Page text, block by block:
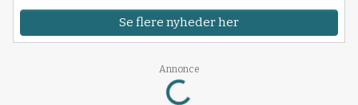
Se flere nyheder her
Annonce
Loading...